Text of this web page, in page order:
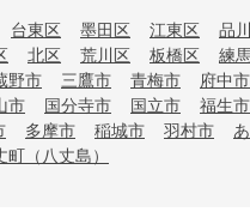
台東区 墨田区 江東区
品
北区 荒川区 板橋区
練
野市 三鷹市 青梅市
府中市
市 国分寺市 国立市
福生市
多摩市 稲城市 羽村市
町（八丈島）